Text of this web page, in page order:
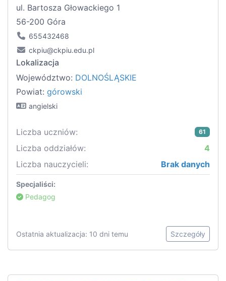
ul. Bartosza Głowackiego 1
56-200 Góra
655432468
ckpiu@ckpiu.edu.pl
Lokalizacja
Województwo: DOLNOŚLĄSKIE
Powiat: górowski
angielski
Liczba uczniów: 61
Liczba oddziałów:
4
Liczba nauczycieli:
Brak danych
Specjaliści:
Pedagog
Ostatnia aktualizacja: 10 dni temu Szczegóły